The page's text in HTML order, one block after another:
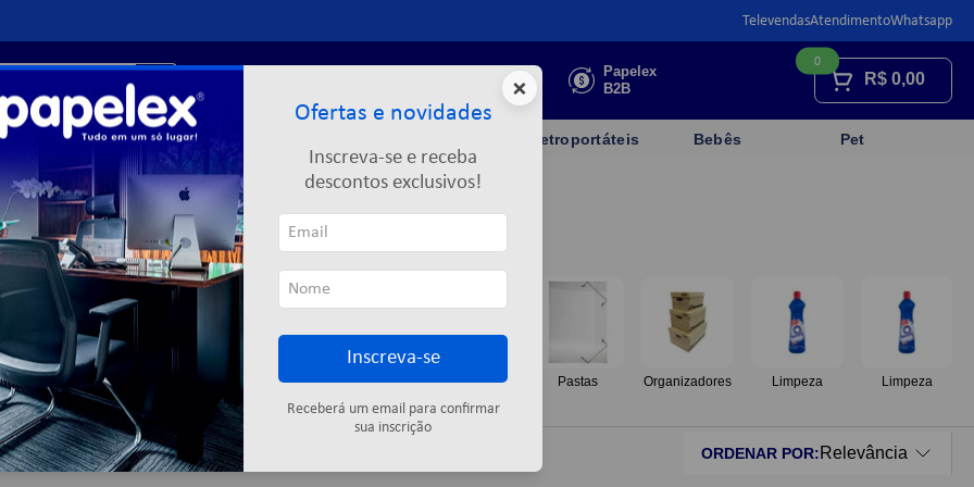
TelevendasAtendimentoWhatsapp
Faça sua
cotação
Papelex
B2B
R$ 0,00
0
Limpeza Informática Eletroportáteis Bebês Pet
Fitas adesivas Descartáveis Colas Elásticos Pastas Organizadores Limpeza Limpeza
4produtos ORDENAR POR Relevância
×
Ofertas e novidades
Inscreva-se e receba
descontos exclusivos!
Inscreva-se
Receberá um email para confirmar
sua inscrição